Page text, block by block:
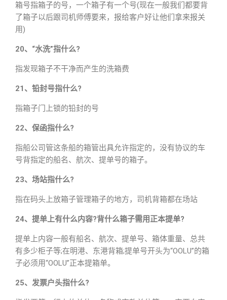
箱号指箱子的号，一个箱子有一个号(现在一般我们都要背
了箱子以后跟司机师傅要来，报给客户好让他们拿来报关
用)
20、“水洗”指什么?
指发现箱子不干净而产生的洗箱费
21、铅封号指什么?
指箱子门上锁的铅封的号
22、保函指什么?
指船公司管这条船的箱管出具允许指定的，没有协议的车
号背指定的船名、航次、提单号的箱子。
23、场站指什么?
指在码头上放箱子管理箱子的地方，司机背箱都在场站
24、提单上有什么内容?背什么箱子需用正本提单?
提单上内容一般有船名、航次、提单号、箱体重量、总共
有多少柜子等;在明港、东港背箱;提单号开头为“OOLU”的箱
子必须用“OOLU”正本提箱单。
25、发票户头指什么?